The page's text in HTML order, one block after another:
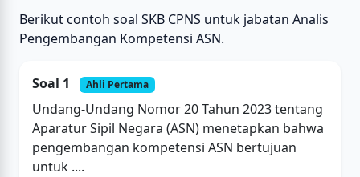
Berikut contoh soal SKB CPNS untuk jabatan Analis
Pengembangan Kompetensi ASN.
Soal 1 Ahli Pertama
Undang-Undang Nomor 20 Tahun 2023 tentang
Aparatur Sipil Negara (ASN) menetapkan bahwa
pengembangan kompetensi ASN bertujuan
untuk ....